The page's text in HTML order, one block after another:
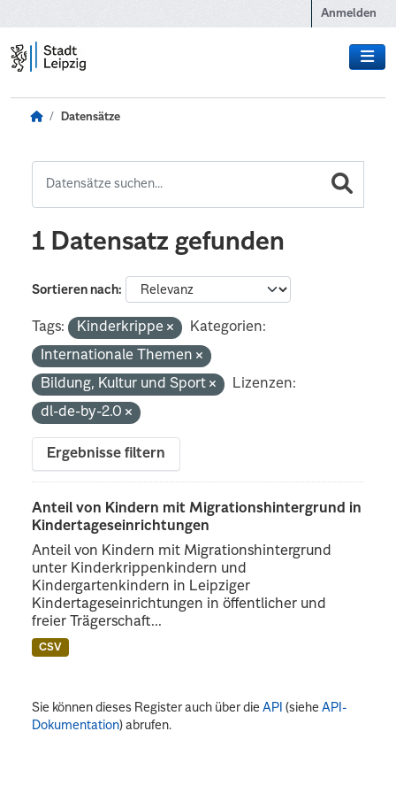
Anmelden
Datensätze
1 Datensatz gefunden
Sortieren nach
Tags: Kinderkrippe
Kategorien:
Internationale Themen
Bildung, Kultur und Sport
Lizenzen:
dl-de-by-2.0
Ergebnisse filtern
Anteil von Kindern mit Migrationshintergrund in
Kindertageseinrichtungen
Anteil von Kindern mit Migrationshintergrund
unter Kinderkrippenkindern und
Kindergartenkindern in Leipziger
Kindertageseinrichtungen in öffentlicher und
freier Trägerschaft...
CSV
Sie können dieses Register auch über dieAPI (sieheAPI-
Dokumentation) abrufen.